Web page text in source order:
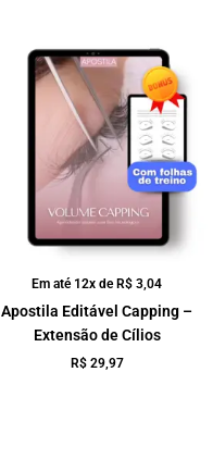
Em até 12x de R$ 3,04
Apostila Editável Capping –
Extensão de Cílios
R$29,97